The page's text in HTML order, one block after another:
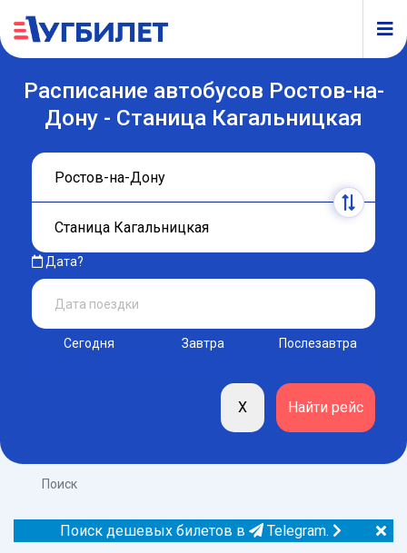
Расписание автобусов Ростов-на-
Дону - Станица Кагальницкая
Дата?
Сегодня Завтра Послезавтра
Поиск
Поиск дешевых билетов в Telegram.